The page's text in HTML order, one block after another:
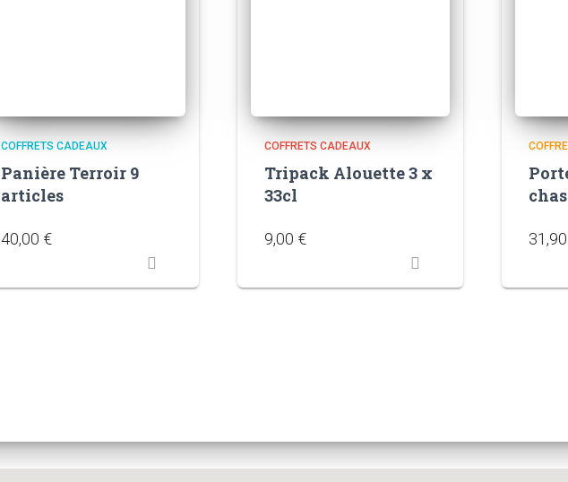
COFFRETS CADEAUX
Panière Terroir 9
articles
40,00 €
COFFRETS CADEAUX
Tripack Alouette 3 x
33cl
9,00 € 31,90